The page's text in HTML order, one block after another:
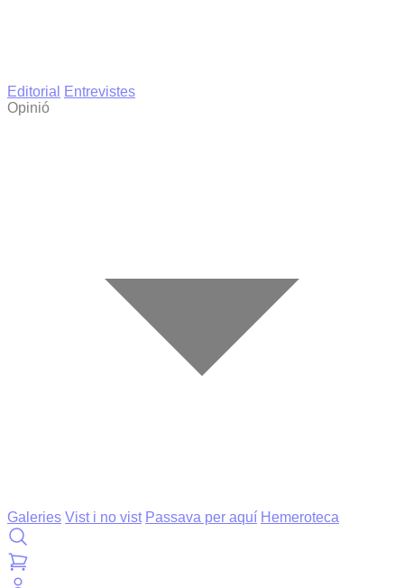
Editorial
Entrevistes
Opinió
Galeries Vist i no vist Passava per aquí Hemeroteca